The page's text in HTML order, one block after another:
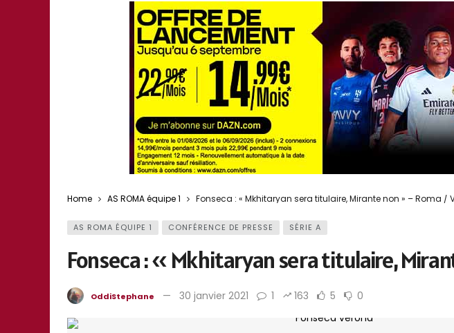
Home AS ROMA équipe 1 Fonseca : « Mkhitaryan sera titulaire, Mirante non » – Roma /
AS ROMA ÉQUIPE 1 CONFÉRENCE DE PRESSE SÉRIE A
Fonseca : « Mkhitaryan sera titulaire,
OddiStephane 30 janvier 2021 1 163 5 0